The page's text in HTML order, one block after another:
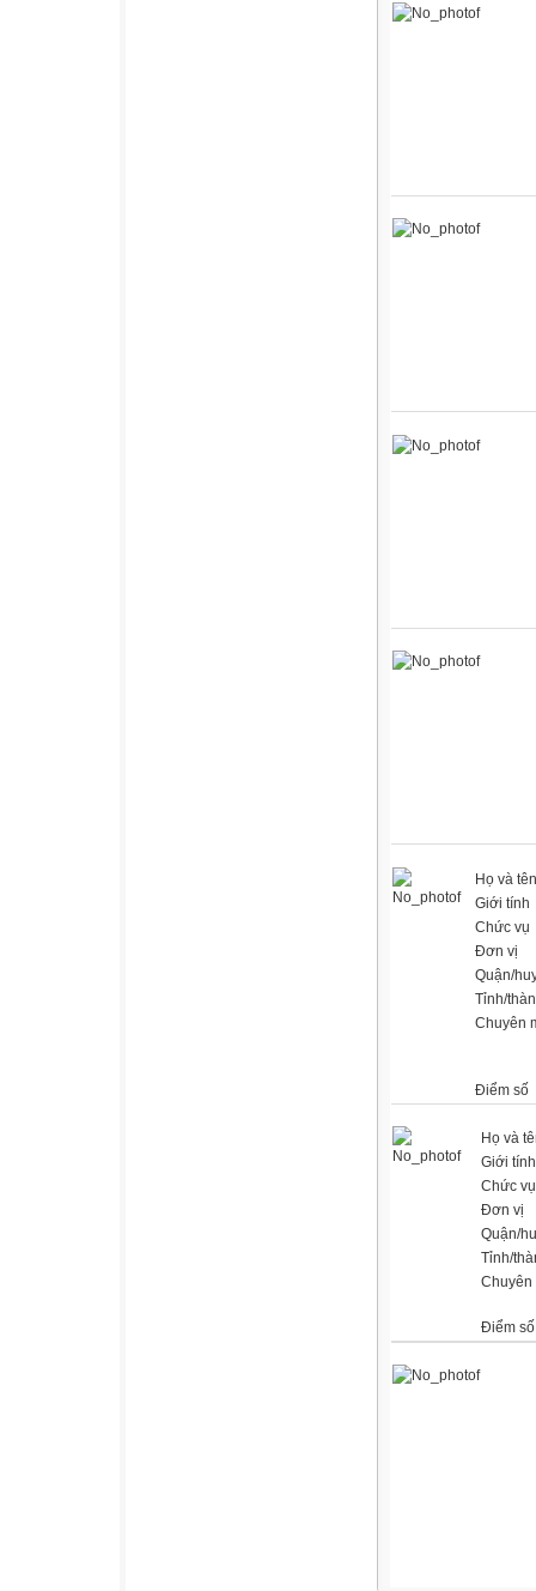
Họ và tên
Giới tính
Chức vụ
Đơn vị
Quận/
Tỉnh/
Chuyên
Điểm số
Họ và
Giới tính
Chức vụ
Đơn vị
Quận/
Tỉnh/
Chuyên
Điểm số